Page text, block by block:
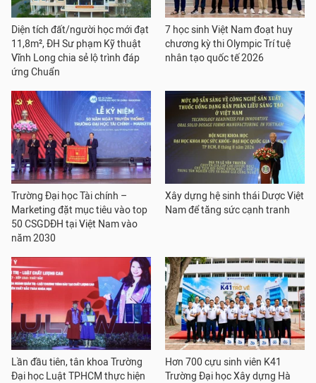
Diện tích đất/người học mới đạt
11,8m², ĐH Sư phạm Kỹ thuật
Vĩnh Long chia sẻ lộ trình đáp
ứng Chuẩn
7 học sinh Việt Nam đoạt huy
chương kỳ thi Olympic Trí tuệ
nhân tạo quốc tế 2026
Trường Đại học Tài chính –
Marketing đặt mục tiêu vào top
50 CSGDĐH tại Việt Nam vào
năm 2030
Xây dựng hệ sinh thái Dược Việt
Nam để tăng sức cạnh tranh
Lần đầu tiên, tân khoa Trường
Đại học Luật TPHCM thực hiện
Hơn 700 cựu sinh viên K41
Trường Đại học Xây dựng Hà